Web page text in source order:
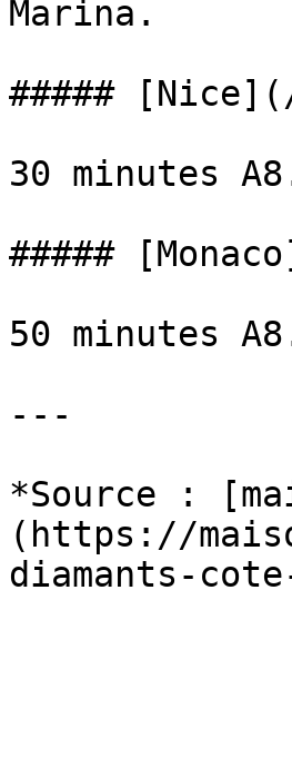
Marina.
#####
30 minutes
#####
50 minutes
---
*Source :
(https://